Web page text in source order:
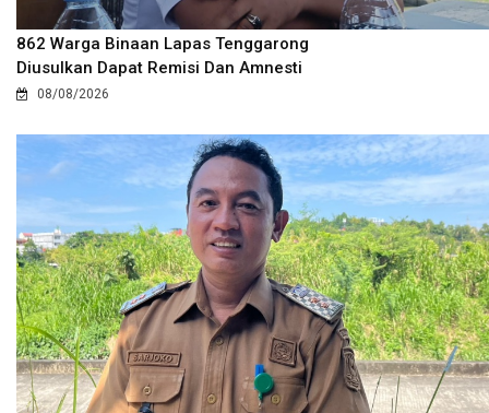
862 Warga Binaan Lapas Tenggarong
Diusulkan Dapat Remisi Dan Amnesti
08/08/2026